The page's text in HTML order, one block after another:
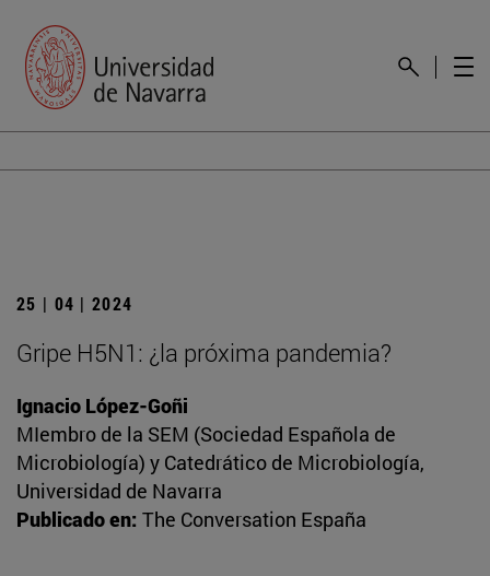
25 | 04 | 2024
Gripe H5N1: ¿la próxima pandemia?
Ignacio López-Goñi
MIembro de la SEM (Sociedad Española de
Microbiología) y Catedrático de Microbiología,
Universidad de Navarra
Publicado en: The Conversation España